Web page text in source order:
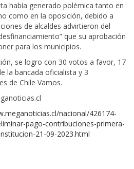
había generado polémica tanto en
como en la oposición, debido a
de alcaldes advirtieron del
que su aprobación
para los municipios.
se logro con 30 votos a favor, 17
la bancada oficialista y 3
de Chile Vamos.
nacional/426174-
pago-contribuciones-primera-
21-09-2023.html